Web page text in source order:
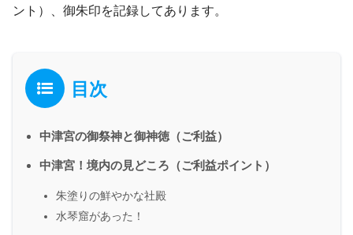
ント）、御朱印を記録してあります。
目次
中津宮の御祭神と御神徳（ご利益）
中津宮！境内の見どころ（ご利益ポイント）
朱塗りの鮮やかな社殿
水琴窟があった！